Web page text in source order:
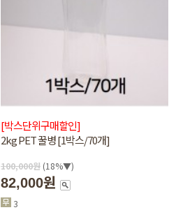
[박스단위구매할인]
2kg PET 꿀병 [1박스/70개]
100,000원 (18%▼)
82,000원
3